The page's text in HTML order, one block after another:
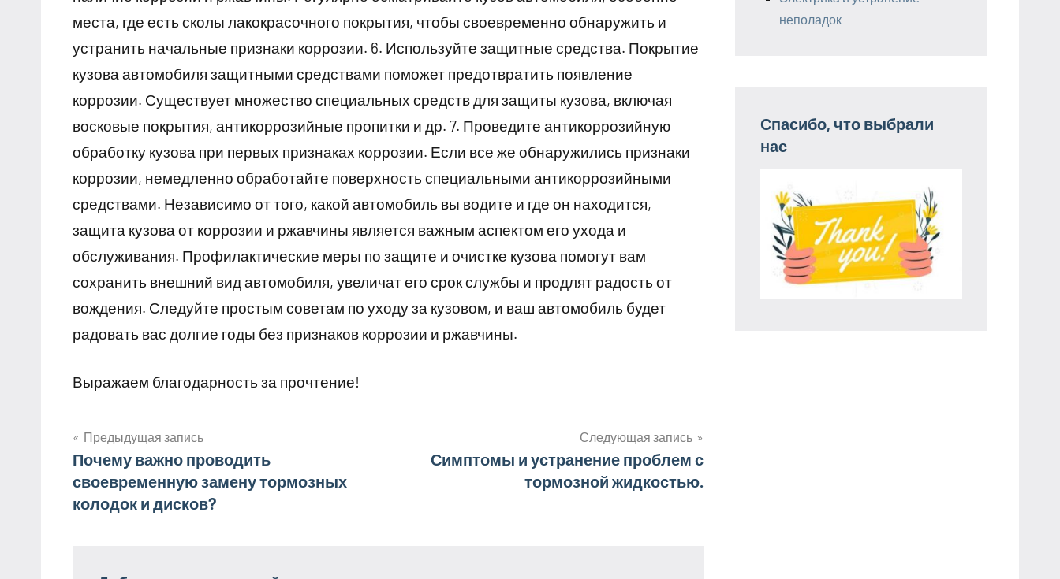
места, где есть сколы лакокрасочного покрытия, чтобы своевременно обнаружить и
устранить начальные признаки коррозии. 6. Используйте защитные средства. Покрытие
кузова автомобиля защитными средствами поможет предотвратить появление
коррозии. Существует множество специальных средств для защиты кузова, включая
восковые покрытия, антикоррозийные пропитки и др. 7. Проведите антикоррозийную
обработку кузова при первых признаках коррозии. Если все же обнаружились признаки
коррозии, немедленно обработайте поверхность специальными антикоррозийными
средствами. Независимо от того, какой автомобиль вы водите и где он находится,
защита кузова от коррозии и ржавчины является важным аспектом его ухода и
обслуживания. Профилактические меры по защите и очистке кузова помогут вам
сохранить внешний вид автомобиля, увеличат его срок службы и продлят радость от
вождения. Следуйте простым советам по уходу за кузовом, и ваш автомобиль будет
радовать вас долгие годы без признаков коррозии и ржавчины.
Выражаем благодарность за прочтение!
Навигация
по
Предыдущая запись
Почему важно проводить
своевременную замену тормозных
колодок и дисков?
Следующая запись
Симптомы и устранение проблем с
тормозной жидкостью.
неполадок
Спасибо, что выбрали
нас